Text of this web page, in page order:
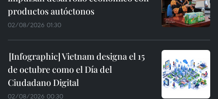
productos autóctonos
02/08/2026 01:30
Vietnam designa el 15
de octubre como el Día del
Ciudadano Digital
02/08/2026 00:30